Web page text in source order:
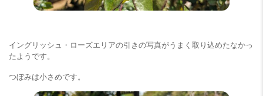
イングリッシュ・ローズエリアの引きの写真がうまく取り込めたなかっ
たようです。
つぼみは小さめです。